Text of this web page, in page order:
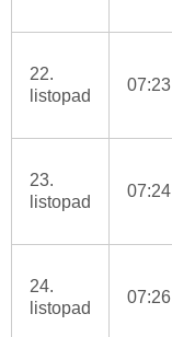
22.
listopad
07:23
23.
listopad
07:24
24.
listopad
07:26